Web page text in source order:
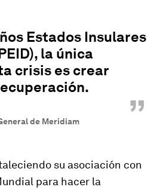
Estados Insulares
la única
crisis es crear
”
de Meridiam
su asociación con
para hacer la